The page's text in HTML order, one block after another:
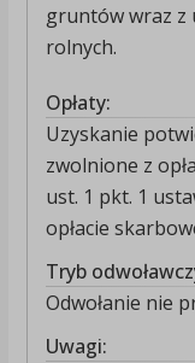
gruntów wraz z
rolnych.
Opłaty:
Uzyskanie
zwolnione z
ust. 1 pkt. 1
opłacie
Tryb
Odwołanie nie
Uwagi: